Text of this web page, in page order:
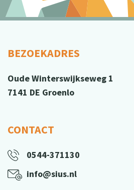
BEZOEKADRES
Oude Winterswijkseweg 1
7141 DE Groenlo
CONTACT
0544-371130
info@sius.nl